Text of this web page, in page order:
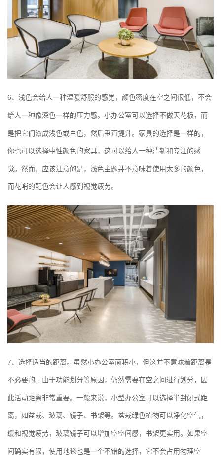
6、浅色会给人一种温暖舒服的感觉，颜色密度在空之间很低，不会
给人一种像深色一样的压力感。小办公室可以选择不做天花板，而
是把它们漆成浅色或白色，然后垂直提升。家具的选择是一样的，
你也可以选择中性颜色的家具，这可以给人一种清新和专注的感
觉。然而，应该注意的是，浅色主题并不意味着使用太多的颜色，
而花哨的配色会让人感到视觉疲劳。
7、选择适当的距离。虽然小办公室面积小，但这并不意味着距离是
不必要的。由于功能划分等原因，仍然需要在空之间进行划分，因
此活动距离非常重要。一般来说，小型办公室可以选择半封闭式距
离，如盆栽、玻璃、镜子、书架等。盆栽绿色植物可以净化空气，
缓和视觉疲劳，玻璃镜子可以增加空空间感，书架更实用。如果空
间确实有限，使用地毯也是一个不错的选择，它不会占用物理空